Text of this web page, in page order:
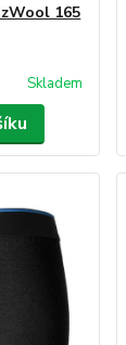
165
Skladem